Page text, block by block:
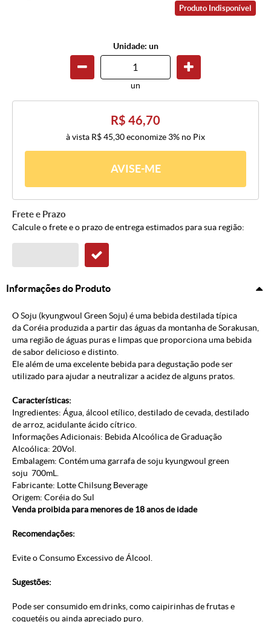
Produto Indisponível
Unidade: un
un
R$ 46,70
à vista R$ 45,30economize 3% no Pix
AVISE-ME
Frete e Prazo
Calcule o frete e o prazo de entrega estimados para sua região:
Informações do Produto
O Soju (kyungwoul Green Soju) é uma bebida destilada típica
da Coréia produzida a partir das águas da montanha de Sorakusan,
uma região de águas puras e limpas que proporciona uma bebida
de sabor delicioso e distinto.
Ele além de uma excelente bebida para degustação pode ser
utilizado para ajudar a neutralizar a acidez de alguns pratos.
Características:
Ingredientes: Água, álcool etílico, destilado de cevada, destilado
de arroz, acidulante ácido cítrico.
Informações Adicionais: Bebida Alcoólica de Graduação
Alcoólica: 20Vol.
Embalagem: Contém uma garrafa de soju kyungwoul green
soju 700mL.
Fabricante: Lotte Chilsung Beverage
Origem: Coréia do Sul
Venda proibida para menores de 18 anos de idade
Recomendações:
Evite o Consumo Excessivo de Álcool.
Sugestões:
Pode ser consumido em drinks, como caipirinhas de frutas e
coquetéis ou ainda apreciado puro.